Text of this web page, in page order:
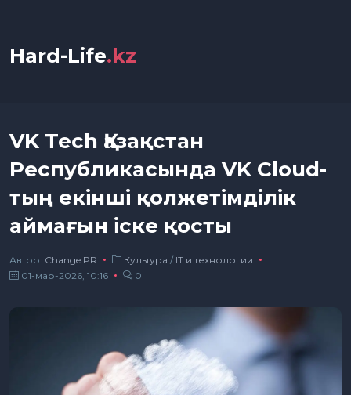
Hard-Life.kz
VK Tech Қазақстан
Республикасында VK Cloud-
тың екінші қолжетімділік
аймағын іске қосты
Автор: Сhange PR Культура / IT и технологии
01-мар-2026, 10:16
0